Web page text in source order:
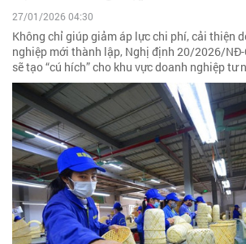
27/01/2026 04:30
Không chỉ giúp giảm áp lực chi phí, cải thiện
nghiệp mới thành lập, Nghị định 20/2026/NĐ-
sẽ tạo “cú hích” cho khu vực doanh nghiệp tư